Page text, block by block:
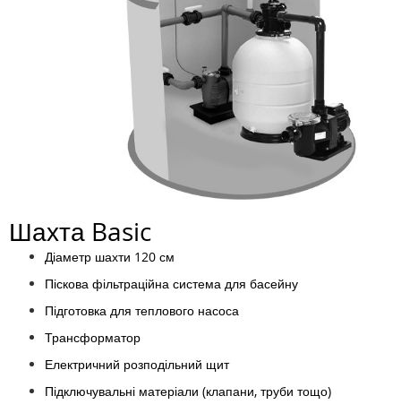
Шахта Basic
Діаметр шахти 120 см
Піскова фільтраційна система для басейну
Підготовка для теплового насоса
Трансформатор
Електричний розподільний щит
Підключувальні матеріали (клапани, труби тощо)